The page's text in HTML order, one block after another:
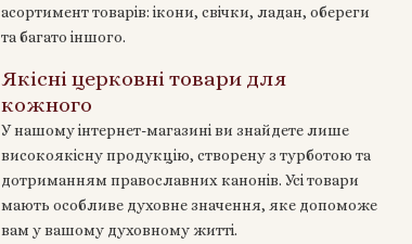
асортимент товарів: ікони, свічки, ладан, обереги
та багато іншого.
Якісні церковні товари для
кожного
У нашому інтернет-магазині ви знайдете лише
високоякісну продукцію, створену з турботою та
дотриманням православних канонів. Усі товари
мають особливе духовне значення, яке допоможе
вам у вашому духовному житті.